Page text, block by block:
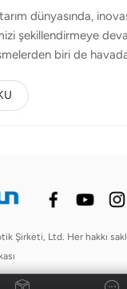
dünyasında,
şekillendirmeye
biri de
için dronlar kullanılır.
olmaktan gurur
dronların
uygun maliyetli ve
Şirketi, Ltd. Her hakkı